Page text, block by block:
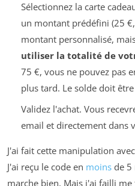
Sélectionnez la carte
un montant prédéfini (25
montant personnalisé,
utiliser la totalité de
75 €, vous ne pouvez pas
plus tard. Le solde doit
Validez l'achat. Vous
email et directement dans
J'ai fait cette manipulation
J'ai reçu le code en moins de 5
marche bien. Mais j'ai failli